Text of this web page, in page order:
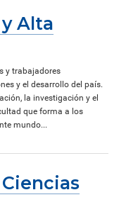
Alta
y trabajadores
y el desarrollo del país.
la investigación y el
que forma a los
mundo...